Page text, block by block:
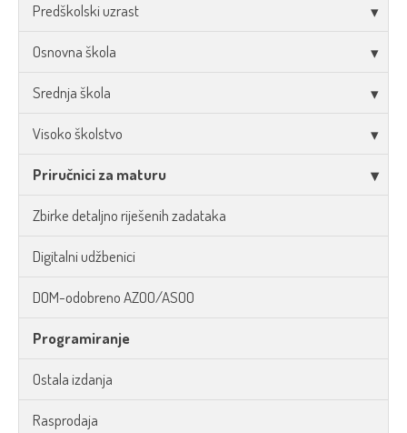
Predškolski uzrast
Osnovna škola
Srednja škola
Visoko školstvo
Priručnici za maturu
Zbirke detaljno riješenih zadataka
Digitalni udžbenici
DOM-odobreno AZOO/ASOO
Programiranje
Ostala izdanja
Rasprodaja